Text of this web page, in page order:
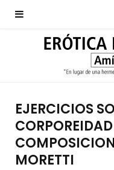
EJERCICIOS
MORETTI